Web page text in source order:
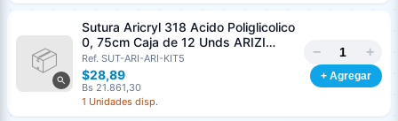
Sutura Aricryl 318 Acido Poliglicolico
0, 75cm Caja de 12 Unds ARIZI
Aguja de 1/2 Punta Cónica 26mm
Ref. SUT-ARI-ARI-KIT5
$28,89
Bs 21.861,30
1 Unidades disp.
− +
+ Agregar